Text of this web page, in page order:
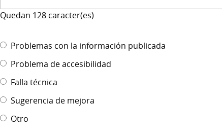
Quedan 128 caracter(es)
Problemas con la información publicada
Problema de accesibilidad
Falla técnica
Sugerencia de mejora
Otro